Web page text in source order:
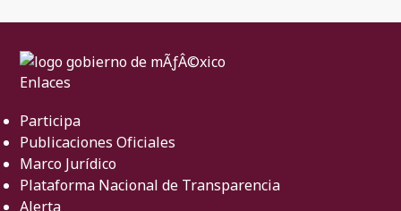
Enlaces
Participa
Publicaciones Oficiales
Marco Jurídico
Plataforma Nacional de Transparencia
Alerta